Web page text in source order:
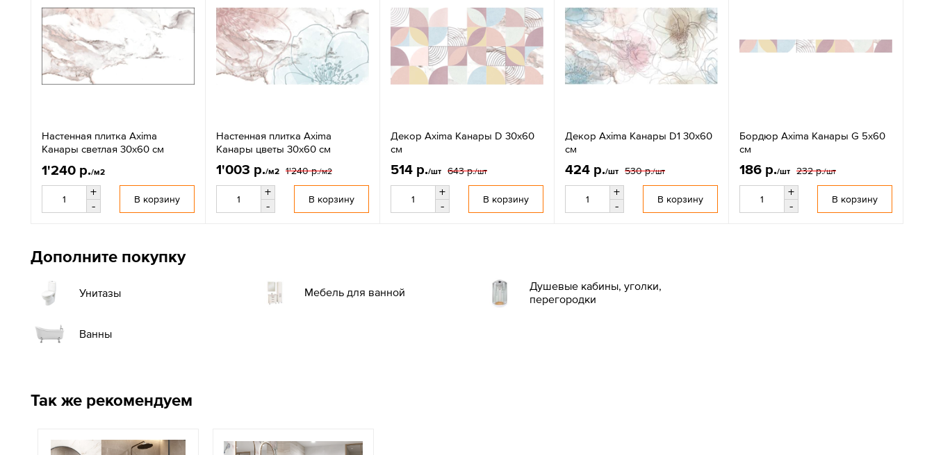
Настенная плитка Axima
Канары светлая 30x60 см
1'240 р./м2
+
-
В корзину
Настенная плитка Axima
Канары цветы 30x60 см
1'003 р./м2 1'240 р./м2
+
-
В корзину
Декор Axima Канары D 30x60
см
514 р./шт 643 р./шт
+
-
В корзину
Декор Axima Канары D1 30x60
см
424 р./шт 530 р./шт
+
-
В корзину
Бордюр Axima Канары G 5x60
см
186 р./шт 232 р./шт
+
-
В корзину
Дополните покупку
Унитазы Мебель для ванной
Душевые кабины, уголки,
перегородки
Ванны
Так же рекомендуем